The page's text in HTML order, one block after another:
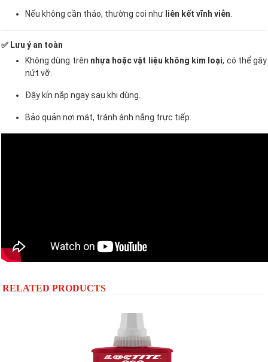
Nếu không cần tháo, thường coi như liên kết vĩnh viễn
✅ Lưu ý an toàn
Không dùng trên nhựa hoặc vật liệu không kim loại, có thể gây
nứt vỡ.
Đậy kín nắp ngay sau khi dùng.
Bảo quản nơi mát, tránh ánh nắng trực tiếp.
RELATED PRODUCTS